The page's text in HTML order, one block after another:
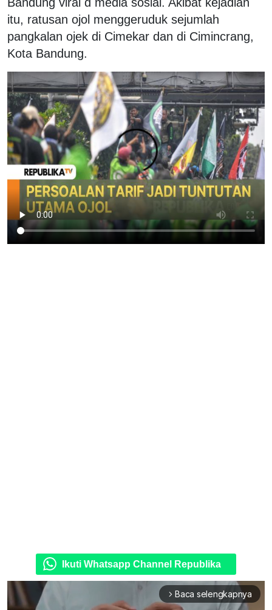
itu, ratusan ojol menggeruduk sejumlah
pangkalan ojek di Cimekar dan di Cimincrang,
Kota Bandung.
Ikuti Whatsapp Channel Republika
arrow_forward_ios Baca selengkapnya